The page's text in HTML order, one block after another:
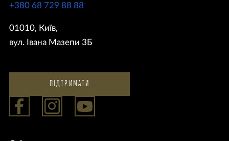
+380 68 729 88 88
01010, Київ,
вул. Івана Мазепи 3Б
ПІДТРИМАТИ